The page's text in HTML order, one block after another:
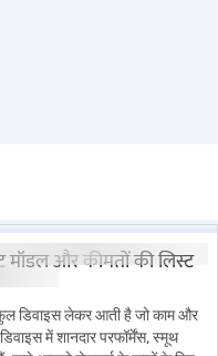
और कीमतों की लिस्ट
डिवाइस लेकर आती है जो काम और
में शानदार परफॉर्मेंस, स्मूथ